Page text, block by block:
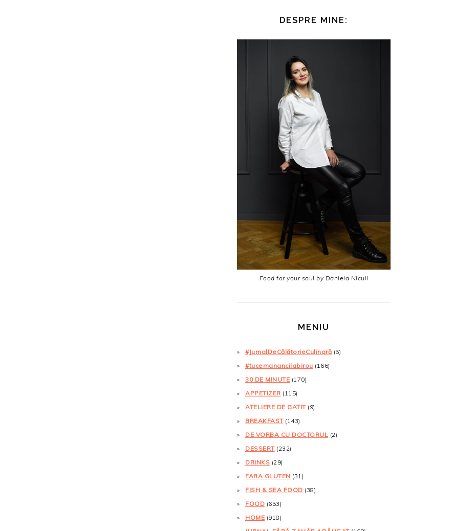
DESPRE MINE:
Food for your soul by Daniela Niculi
MENIU
#JurnalDeCălătorieCulinară (5)
#tucemanancilabirou (166)
30 DE MINUTE (170)
APPETIZER (115)
ATELIERE DE GATIT(9)
BREAKFAST(143)
DE VORBA CU DOCTORUL (2)
DESSERT(232)
DRINKS (29)
FARA GLUTEN (31)
FISH & SEA FOOD (38)
FOOD (653)
HOME (918)